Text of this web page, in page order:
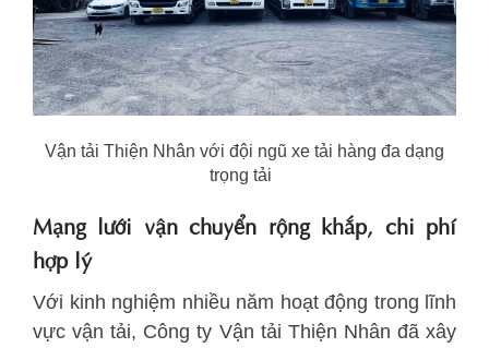
Vận tải Thiện Nhân với đội ngũ xe tải hàng đa dạng
trọng tải
Mạng lưới vận chuyển rộng khắp, chi phí
hợp lý
Với kinh nghiệm nhiều năm hoạt động trong lĩnh
vực vận tải, Công ty Vận tải Thiện Nhân đã xây